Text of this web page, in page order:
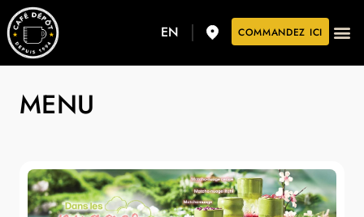
EN COMMANDEZ ICI
MENU